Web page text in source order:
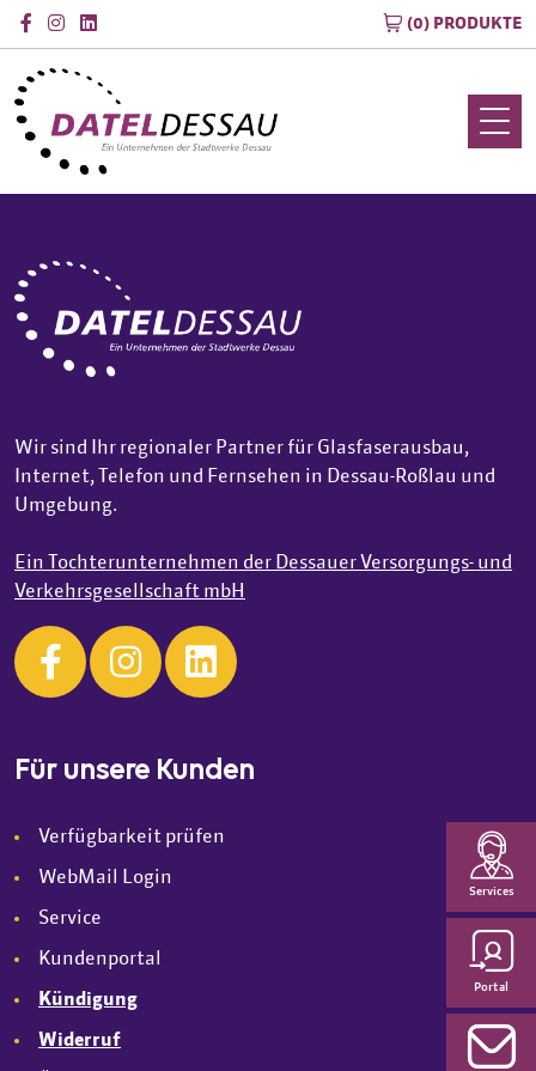
(0) PRODUKTE
Wir sind Ihr regionaler Partner für Glasfaserausbau,
Internet, Telefon und Fernsehen in Dessau-Roßlau und
Umgebung.
Ein Tochterunternehmen der Dessauer Versorgungs- und
Verkehrsgesellschaft mbH
Für unsere Kunden
Verfügbarkeit prüfen
WebMail Login
Service
Kundenportal
Kündigung
Widerruf
Services
Portal